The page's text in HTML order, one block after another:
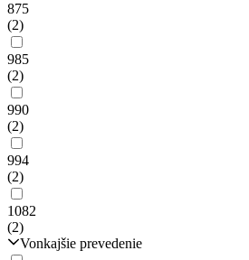
875
(2)
985
(2)
990
(2)
994
(2)
1082
(2)
Vonkajšie prevedenie